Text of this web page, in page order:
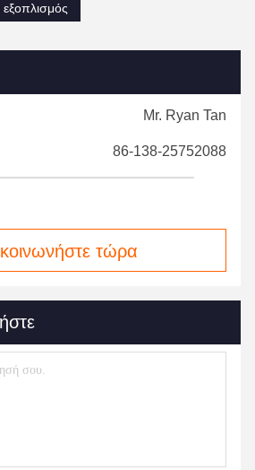
Mr. Ryan Tan
86-138-25752088
τώρα